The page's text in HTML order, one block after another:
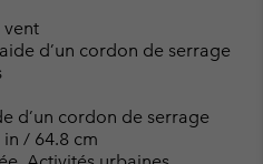
vent
d’un cordon de serrage
d’un cordon de serrage
/ 64.8 cm